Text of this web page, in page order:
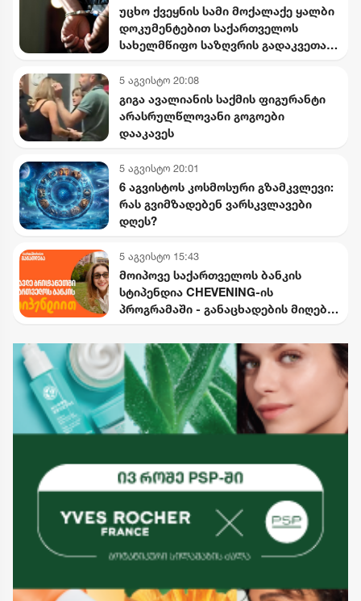
უცხო ქვეყნის სამი მოქალაქე ყალბი
დოკუმენტებით საქართველოს
სახელმწიფო საზღვრის გადაკვეთას
5 აგვისტო 20:08
გიგა ავალიანის საქმის ფიგურანტი
არასრულწლოვანი გოგოები
დააკავეს
5 აგვისტო 20:01
6 აგვისტოს კოსმოსური გზამკვლევი:
რას გვიმზადებენ ვარსკვლავები
დღეს?
5 აგვისტო 15:43
მოიპოვე საქართველოს ბანკის
სტიპენდია CHEVENING-ის
პროგრამაში - განაცხადების მიღება